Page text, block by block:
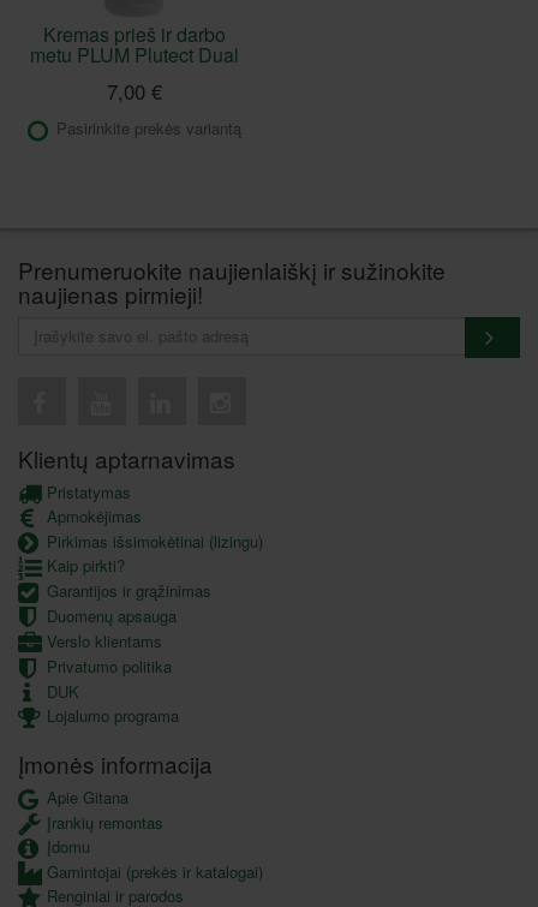
Kremas prieš ir darbo
metu PLUM Plutect Dual
7,00 €
Pasirinkite prekės variantą
Prenumeruokite naujienlaiškį ir sužinokite
naujienas pirmieji!
Klientų aptarnavimas
Pristatymas
Apmokėjimas
Pirkimas išsimokėtinai (lizingu)
Kaip pirkti?
Garantijos ir grąžinimas
Duomenų apsauga
Verslo klientams
Privatumo politika
DUK
Lojalumo programa
Įmonės informacija
Apie Gitana
Įrankių remontas
Įdomu
Gamintojai (prekės ir katalogai)
Renginiai ir parodos